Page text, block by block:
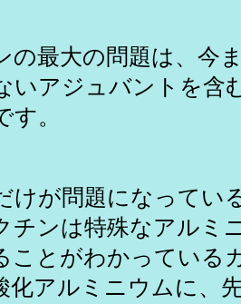
の最大の問題は、今
いアジュバントを含
。
けが問題になってい
チンは特殊なアルミ
ことがわかっている
化アルミニウムに、